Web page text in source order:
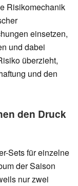
Risikomechanik
einsetzen,
und dabei
überzieht,
und den
den Druck
Sets für einzelne
der Saison
nur zwei